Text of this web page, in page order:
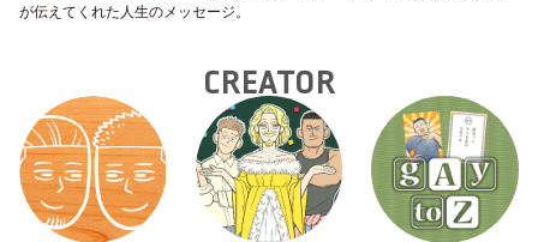
が伝えてくれた人生のメッセージ。
CREATOR